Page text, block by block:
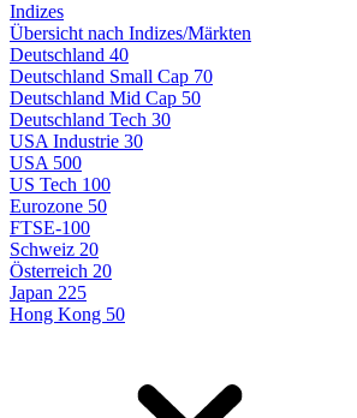
Indizes
Übersicht nach Indizes/Märkten
Deutschland 40
Deutschland Small Cap 70
Deutschland Mid Cap 50
Deutschland Tech 30
USA Industrie 30
USA 500
US Tech 100
Eurozone 50
FTSE-100
Schweiz 20
Österreich 20
Japan 225
Hong Kong 50